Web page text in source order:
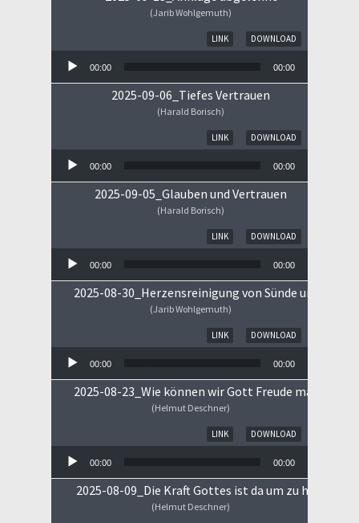
(Jarib Wohlgemuth)
DOWNLOAD
LINK
00:00 00:00
2025-09-06_Tiefes Vertrauen
(Harald Borisch)
DOWNLOAD
LINK
00:00 00:00
2025-09-05_Glauben und Vertrauen
(Harald Borisch)
DOWNLOAD
LINK
00:00 00:00
2025-08-30_Herzensreinigung von Sünde und Sorge
(Jarib Wohlgemuth)
DOWNLOAD
LINK
00:00 00:00
2025-08-23_Wie können wir Gott Freude machen
(Helmut Deschner)
DOWNLOAD
LINK
00:00 00:00
2025-08-09_Die Kraft Gottes ist da um zu heilen!
(Helmut Deschner)